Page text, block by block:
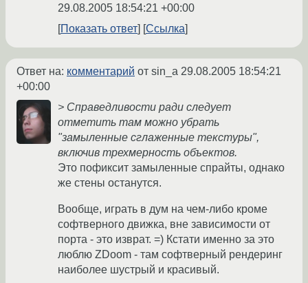
29.08.2005 18:54:21 +00:00
Показать ответ
Ссылка
Ответ на: комментарий от sin_a 29.08.2005 18:54:21
+00:00
> Справедливости ради следует
отметить там можно убрать
"замыленные сглаженные текстуры",
включив трехмерность объектов.
Это пофиксит замыленные спрайты, однако
же стены останутся.
Вообще, играть в дум на чем-либо кроме
софтверного движка, вне зависимости от
порта - это изврат. =) Кстати именно за это
люблю ZDoom - там софтверный рендеринг
наиболее шустрый и красивый.